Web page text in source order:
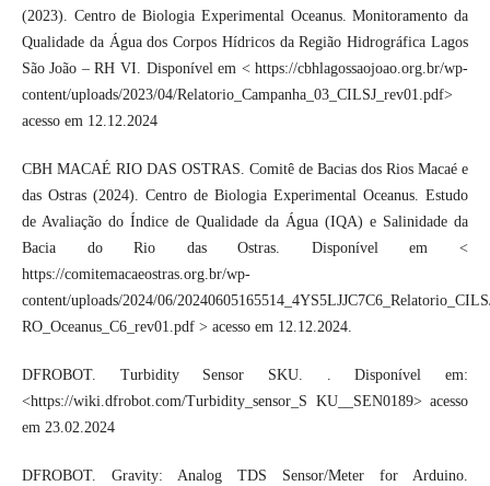
(2023). Centro de Biologia Experimental Oceanus. Monitoramento da
Qualidade da Água dos Corpos Hídricos da Região Hidrográfica Lagos
São João – RH VI. Disponível em < https://cbhlagossaojoao.org.br/wp-
content/uploads/2023/04/Relatorio_Campanha_03_CILSJ_rev01.pdf>
acesso em 12.12.2024
CBH MACAÉ RIO DAS OSTRAS. Comitê de Bacias dos Rios Macaé e
das Ostras (2024). Centro de Biologia Experimental Oceanus. Estudo
de Avaliação do Índice de Qualidade da Água (IQA) e Salinidade da
Bacia do Rio das Ostras. Disponível em <
https://comitemacaeostras.org.br/wp-
content/uploads/2024/06/
RO_Oceanus_C6_rev01.pdf > acesso em 12.12.2024.
DFROBOT. Turbidity Sensor SKU. . Disponível em:
<https://wiki.dfrobot.com/Turbidity_sensor_S KU__SEN0189> acesso
em 23.02.2024
DFROBOT. Gravity: Analog TDS Sensor/Meter for Arduino.